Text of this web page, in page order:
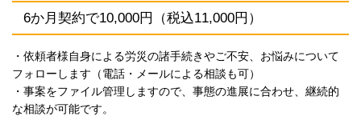
6か月契約で10,000円（税込11,000円）
・依頼者様自身による労災の諸手続きやご不安、お悩みについて
フォローします（電話・メールによる相談も可）
・事案をファイル管理しますので、事態の進展に合わせ、継続的
な相談が可能です。